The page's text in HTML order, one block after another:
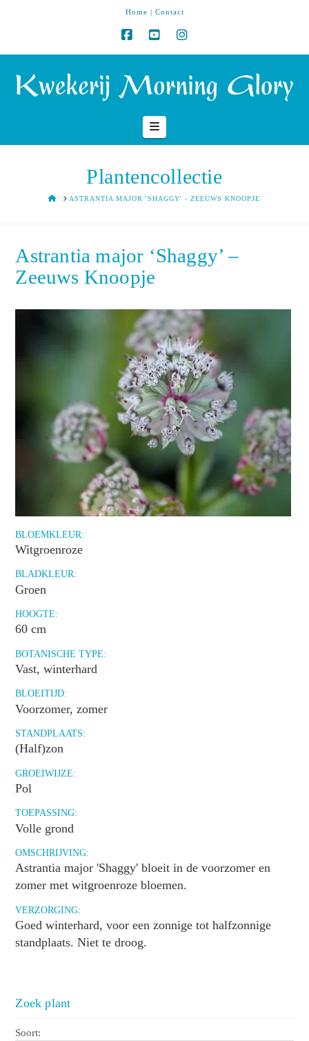
Home | Contact
Navigation
Plantencollectie
HOMEASTRANTIA MAJOR 'SHAGGY' - ZEEUWS KNOOPJE
Astrantia major ‘Shaggy’ –
Zeeuws Knoopje
BLOEMKLEUR:
Witgroenroze
BLADKLEUR:
Groen
HOOGTE:
60 cm
BOTANISCHE TYPE:
Vast, winterhard
BLOEITIJD:
Voorzomer, zomer
STANDPLAATS:
(Half)zon
GROEIWIJZE:
Pol
TOEPASSING:
Volle grond
OMSCHRIJVING:
Astrantia major 'Shaggy' bloeit in de voorzomer en
zomer met witgroenroze bloemen.
VERZORGING:
Goed winterhard, voor een zonnige tot halfzonnige
standplaats. Niet te droog.
Zoek plant
Soort: